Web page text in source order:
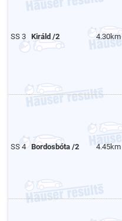
SS 3 Királd /2 4.30km
SS 4 Bordosbóta /2 4.45km